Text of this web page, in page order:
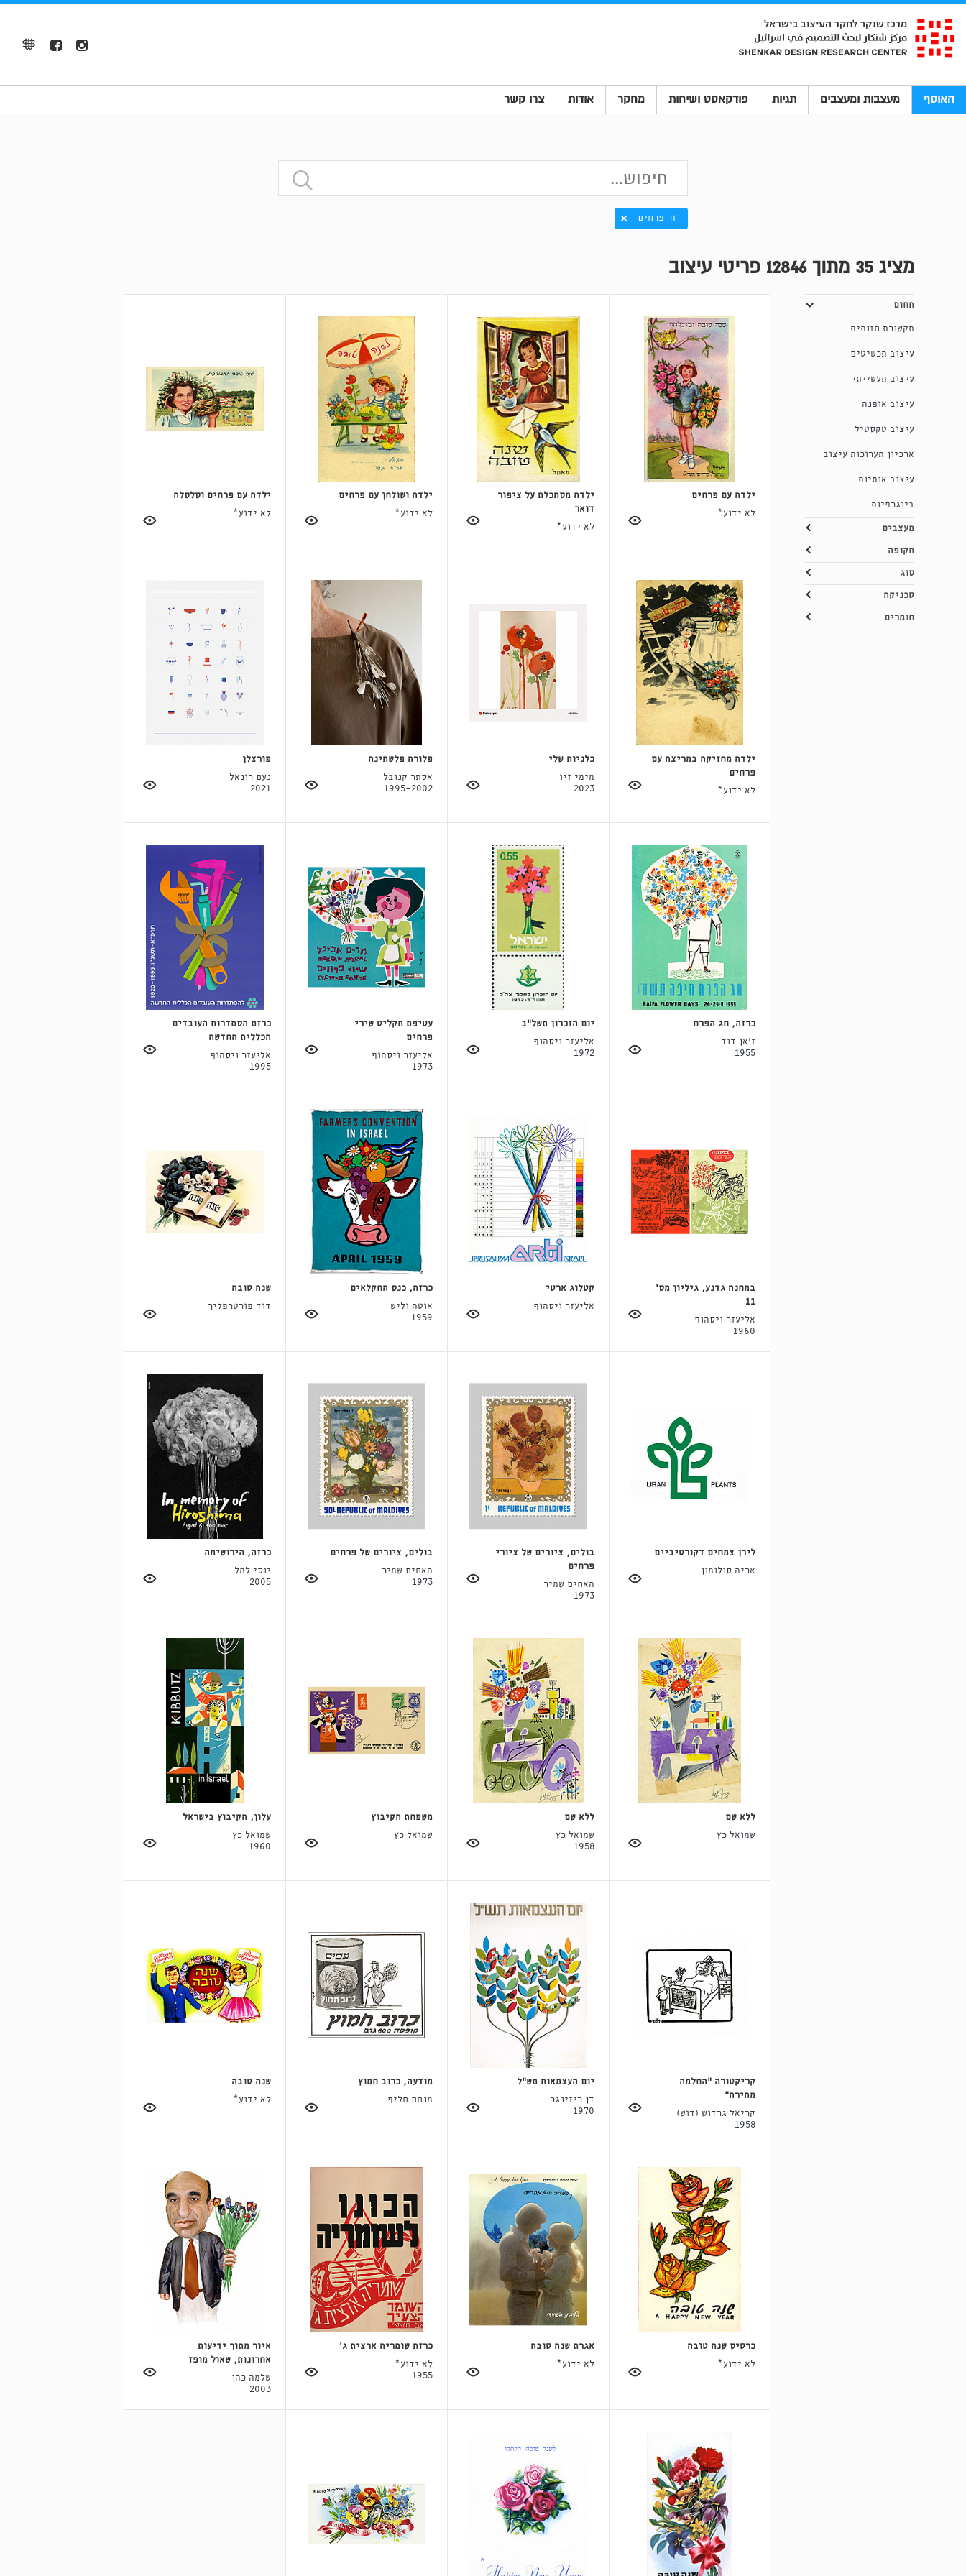
האוסף מעצבות ומעצבים תגיות פודקאסט ושיחות מחקר אודות צרו קשר
זר פרחים
מציג 35 מתוך 12846 פריטי עיצוב
תחום
תקשורת חזותית
עיצוב תכשיטים
עיצוב תעשייתי
עיצוב אופנה
עיצוב טקסטיל
ארכיון תערוכות עיצוב
עיצוב אותיות
ביוגרפיות
מעצבים
תקופה
סוג
טכניקה
חומרים
ילדה עם פרחים
לא ידוע*
ילדה מסתכלת על ציפור
דואר
לא ידוע*
ילדה ושולחן עם פרחים
לא ידוע*
ילדה עם פרחים וסלסלה
לא ידוע*
ילדה מחזיקה במריצה עם
פרחים
לא ידוע*
כלניות שלי
מימי זיו
2023
פלורה פלשתינה
אסתר קנובל
1995-2002
פורצלן
נעם רונאל
2021
כרזה, חג הפרח
ז'אן דוד
1955
יום הזכרון תשל"ב
אליעזר ויסהוף
1972
עטיפת תקליט שירי
פרחים
אליעזר ויסהוף
1973
כרזת הסתדרות העובדים
הכללית החדשה
אליעזר ויסהוף
1995
במחנה גדנע, גיליון מס'
11
אליעזר ויסהוף
1960
קטלוג ארטי
אליעזר ויסהוף
כרזה, כנס החקלאים
אוטה וליש
1959
שנה טובה
דוד פורטרפליך
לירן צמחים דקורטיביים
אריה סולומון
בולים, ציורים של ציורי
פרחים
האחים שמיר
1973
בולים, ציורים של פרחים
האחים שמיר
1973
כרזה, הירושימה
יוסי למל
2005
ללא שם
שמואל כץ
ללא שם
שמואל כץ
1958
משפחת הקיבוץ
שמואל כץ
עלון, הקיבוץ בישראל
שמואל כץ
1960
קריקטורה "החלמה
מהירה"
קריאל גרדוש (דוש)
1958
יום העצמאות תש"ל
דן ריזינגר
1970
מודעה, כרוב חמוץ
מנחם חליף
שנה טובה
לא ידוע*
כרטיס שנה טובה
לא ידוע*
אגרת שנה טובה
לא ידוע*
כרזת שומריה ארצית ג'
לא ידוע*
1955
איור מתוך ידיעות
אחרונות, שאול מופז
שלמה כהן
2003